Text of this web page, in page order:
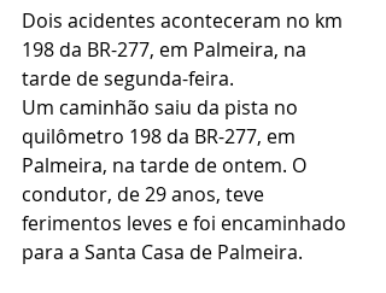
Dois acidentes aconteceram no km
198 da BR-277, em Palmeira, na
tarde de segunda-feira.
Um caminhão saiu da pista no
quilômetro 198 da BR-277, em
Palmeira, na tarde de ontem. O
condutor, de 29 anos, teve
ferimentos leves e foi encaminhado
para a Santa Casa de Palmeira.